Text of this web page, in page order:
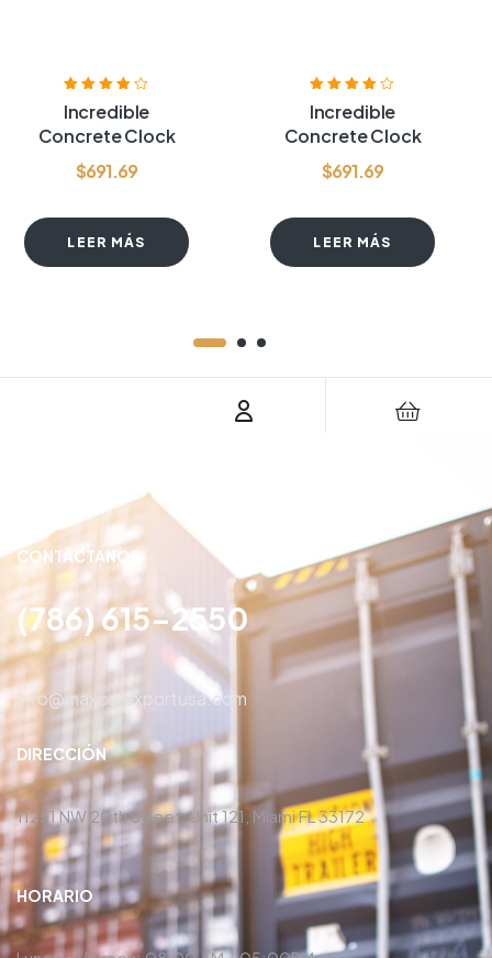
Valorado
con4.00de
5
Incredible
Concrete Clock
$691.69
LEER MÁS
Valorado
con4.00de
5
Incredible
Concrete Clock
$691.69
LEER MÁS
CONTÁCTANOS
(786) 615-2550
info@maxcarexportusa.com
DIRECCIÓN
11251 NW 20th Street, Unit 121, Miami FL 33172
HORARIO